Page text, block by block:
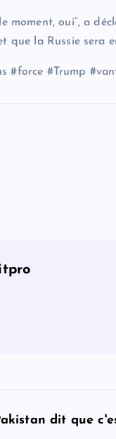
moment, oui”, a
la Russie sera
#force #Trump
dit que